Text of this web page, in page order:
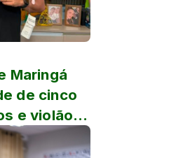
Maringá
de cinco
e violão